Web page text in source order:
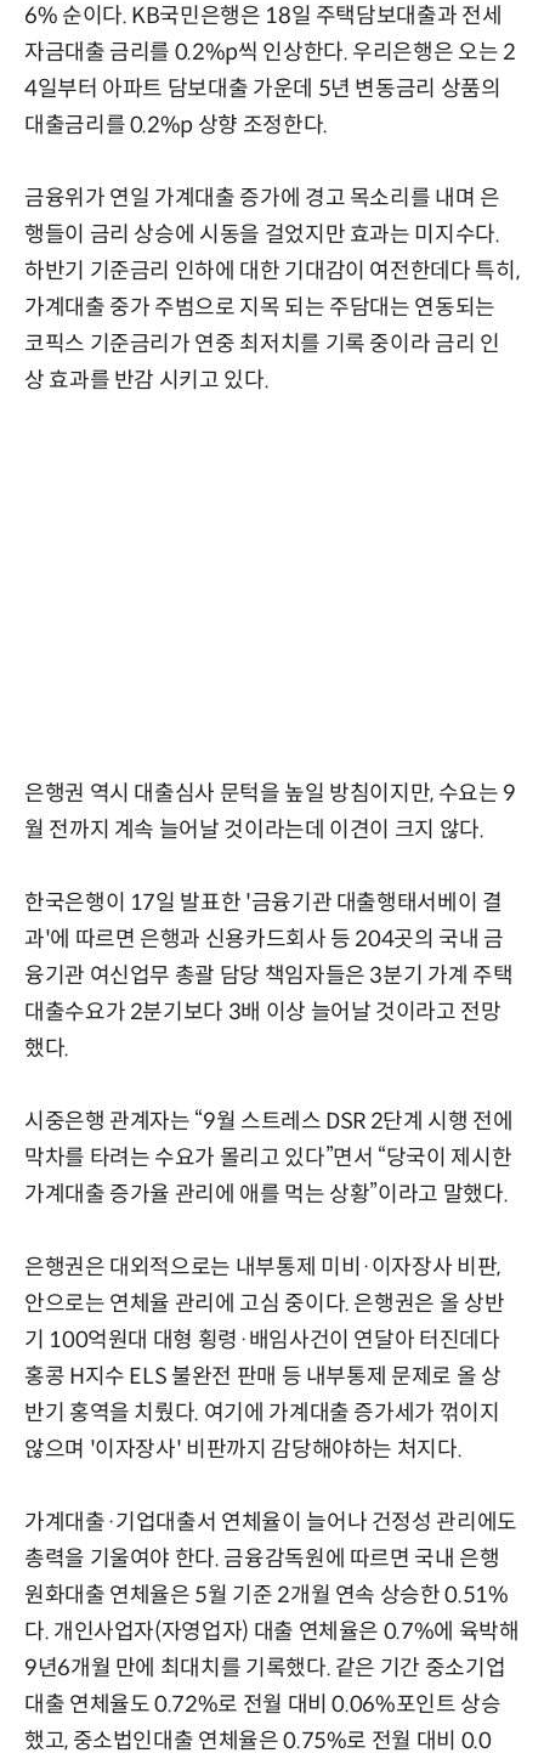
6% 순이다. KB국민은행은 18일 주택담보대출과 전세
자금대출 금리를 0.2%p씩 인상한다. 우리은행은 오는 2
4일부터 아파트 담보대출 가운데 5년 변동금리 상품의
대출금리를 0.2%p 상향 조정한다.
금융위가 연일 가계대출 증가에 경고 목소리를 내며 은
행들이 금리 상승에 시동을 걸었지만 효과는 미지수다.
하반기 기준금리 인하에 대한 기대감이 여전한데다 특히,
가계대출 중가 주범으로 지목 되는 주담대는 연동되는
코픽스 기준금리가 연중 최저치를 기록 중이라 금리 인
상 효과를 반감 시키고 있다.
은행권 역시 대출심사 문턱을 높일 방침이지만, 수요는 9
월 전까지 계속 늘어날 것이라는데 이견이 크지 않다.
한국은행이 17일 발표한 '금융기관 대출행태서베이 결
과'에 따르면 은행과 신용카드회사 등 204곳의 국내 금
융기관 여신업무 총괄 담당 책임자들은 3분기 가계 주택
대출수요가 2분기보다 3배 이상 늘어날 것이라고 전망
했다.
시중은행 관계자는 “9월 스트레스 DSR 2단계 시행 전에
막차를 타려는 수요가 몰리고 있다”면서 “당국이 제시한
가계대출 증가율 관리에 애를 먹는 상황”이라고 말했다.
은행권은 대외적으로는 내부통제 미비·이자장사 비판,
안으로는 연체율 관리에 고심 중이다. 은행권은 올 상반
기 100억원대 대형 횡령·배임사건이 연달아 터진데다
홍콩 H지수 ELS 불완전 판매 등 내부통제 문제로 올 상
반기 홍역을 치뤘다. 여기에 가계대출 증가세가 꺾이지
않으며 '이자장사' 비판까지 감당해야하는 처지다.
가계대출·기업대출서 연체율이 늘어나 건정성 관리에도
총력을 기울여야 한다. 금융감독원에 따르면 국내 은행
원화대출 연체율은 5월 기준 2개월 연속 상승한 0.51%
다. 개인사업자(자영업자) 대출 연체율은 0.7%에 육박해
9년6개월 만에 최대치를 기록했다. 같은 기간 중소기업
대출 연체율도 0.72%로 전월 대비 0.06%포인트 상승
했고, 중소법인대출 연체율은 0.75%로 전월 대비 0.0